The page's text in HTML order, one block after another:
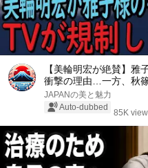
【美輪明宏が絶賛】雅
衝撃の理由…一方、秋
ディアが報道した内容
室】
JAPANの美と魅力
Auto-dubbed
85K